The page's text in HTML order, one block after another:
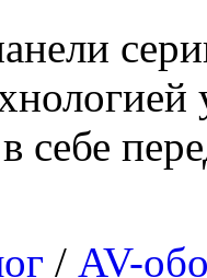
себе
/ AV-